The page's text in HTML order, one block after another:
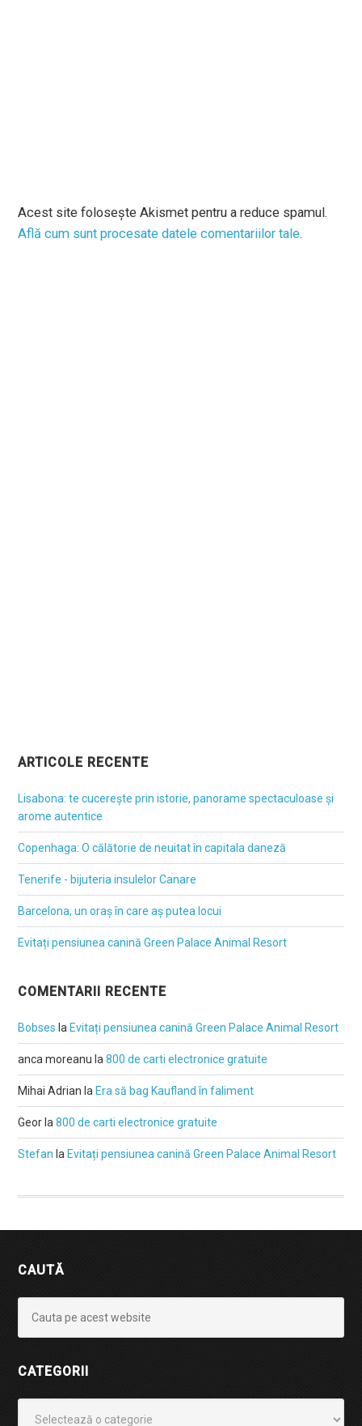
Acest site folosește Akismet pentru a reduce spamul.
Află cum sunt procesate datele comentariilor tale.
ARTICOLE RECENTE
Lisabona: te cucerește prin istorie, panorame spectaculoase și
arome autentice
Copenhaga: O călătorie de neuitat în capitala daneză
Tenerife - bijuteria insulelor Canare
Barcelona, un oraș în care aș putea locui
Evitați pensiunea canină Green Palace Animal Resort
COMENTARII RECENTE
Bobses laEvitați pensiunea canină Green Palace Animal Resort
anca moreanu la800 de carti electronice gratuite
Mihai Adrian laEra să bag Kaufland în faliment
Georla800 de carti electronice gratuite
Stefan laEvitați pensiunea canină Green Palace Animal Resort
CAUTĂ
CATEGORII